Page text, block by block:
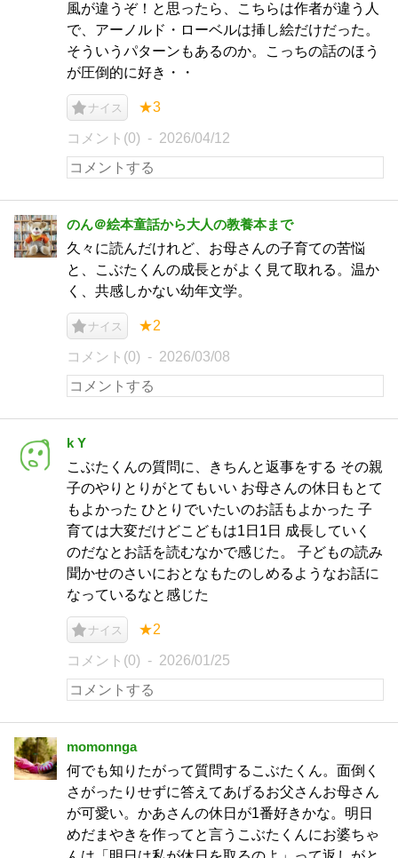
風が違うぞ！と思ったら、こちらは作者が違う人
で、アーノルド・ローベルは挿し絵だけだった。
そういうパターンもあるのか。こっちの話のほう
が圧倒的に好き・・
ナイス ★3
コメント(0) 2026/04/12
のん＠絵本童話から大人の教養本まで
久々に読んだけれど、お母さんの子育ての苦悩
と、こぶたくんの成長とがよく見て取れる。温か
く、共感しかない幼年文学。
ナイス ★2
コメント(0) 2026/03/08
k Y
こぶたくんの質問に、きちんと返事をする その親
子のやりとりがとてもいい お母さんの休日もとて
もよかった ひとりでいたいのお話もよかった 子
育ては大変だけどこどもは1日1日 成長していく
のだなとお話を読むなかで感じた。 子どもの読み
聞かせのさいにおとなもたのしめるようなお話に
なっているなと感じた
ナイス ★2
コメント(0) 2026/01/25
momonnga
何でも知りたがって質問するこぶたくん。面倒く
さがったりせずに答えてあげるお父さんお母さん
が可愛い。かあさんの休日が1番好きかな。明日
めだまやきを作ってと言うこぶたくんにお婆ちゃ